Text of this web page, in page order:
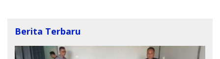
Berita Terbaru